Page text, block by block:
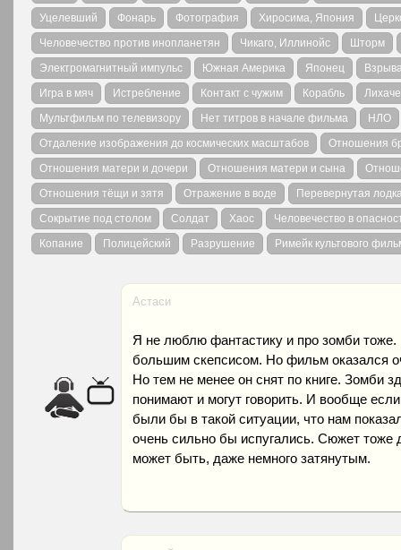
Уцелевший
Фонарь Фотография Хиросима, Япония
Человечество против инопланетян
Чикаго, Иллинойс
Шторм
Электромагнитный импульс
Южная Америка Японец
Игра в мяч
Истребление Контакт с чужим Корабль
Мультфильм по телевизору
Нет титров в начале фильма
НЛО
Отдаление изображения до космических масштабов
Отношения
Отношения матери и дочери
Отношения матери и сына
Отношения тёщи и зятя
Отражение в воде
Перевернутая
Сокрытие под столом
Солдат Хаос
Человечество в
Копание
Полицейский Разрушение Римейк культового
Астаси
Я не люблю фантастику и про зомби
большим скепсисом. Но фильм оказался
Но тем не менее он снят по книге. Зомби
понимают и могут говорить. И вообще
были бы в такой ситуации, что нам
очень сильно бы испугались. Сюжет тоже
может быть, даже немного затянутым.